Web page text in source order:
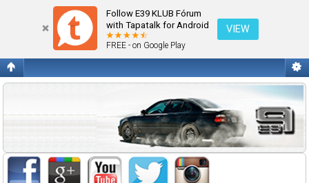
Follow E39 KLUB Fórum
with Tapatalk for Android
FREE - on Google Play
VIEW
Fórum kezdőlap megtekintése